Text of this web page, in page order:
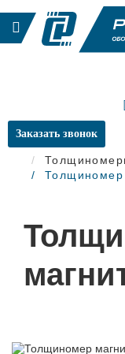
Заказать звонок
Главная